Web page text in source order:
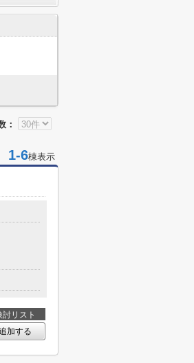
：
1-6棟表示
討リスト
加する